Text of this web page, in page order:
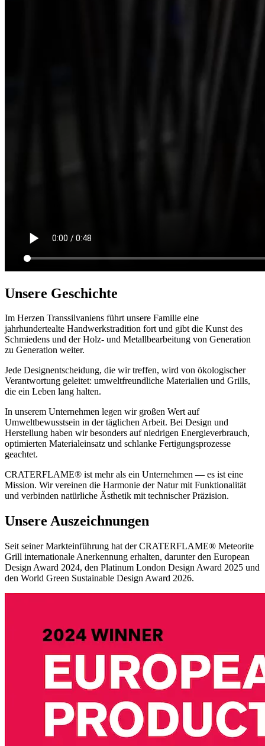
Unsere Geschichte
Im Herzen Transsilvaniens führt unsere Familie eine
jahrhundertealte Handwerkstradition fort und gibt die Kunst des
Schmiedens und der Holz- und Metallbearbeitung von Generation
zu Generation weiter.
Jede Designentscheidung, die wir treffen, wird von ökologischer
Verantwortung geleitet: umweltfreundliche Materialien und Grills,
die ein Leben lang halten.
In unserem Unternehmen legen wir großen Wert auf
Umweltbewusstsein in der täglichen Arbeit. Bei Design und
Herstellung haben wir besonders auf niedrigen Energieverbrauch,
optimierten Materialeinsatz und schlanke Fertigungsprozesse
geachtet.
CRATERFLAME® ist mehr als ein Unternehmen — es ist eine
Mission. Wir vereinen die Harmonie der Natur mit Funktionalität
und verbinden natürliche Ästhetik mit technischer Präzision.
Unsere Auszeichnungen
Seit seiner Markteinführung hat derCRATERFLAME® Meteorite
Grill internationale Anerkennung erhalten, darunter den European
Design Award 2024, den Platinum London Design Award 2025 und
den World Green Sustainable Design Award 2026.